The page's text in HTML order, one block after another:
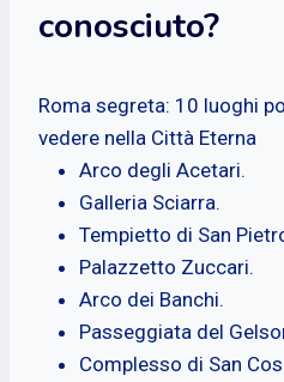
conosciuto?
Roma segreta: 10 luoghi
vedere nella Città Eterna
Arco degli Acetari.
Galleria Sciarra.
Tempietto di San
Palazzetto Zuccari.
Arco dei Banchi.
Passeggiata del
Complesso di San